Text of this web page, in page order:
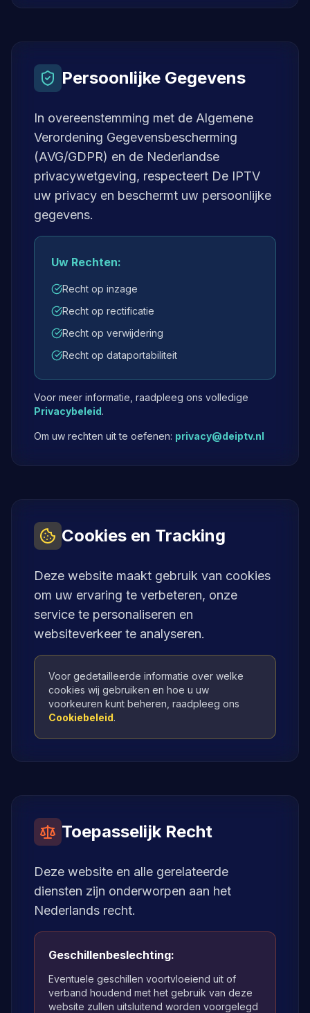
Persoonlijke Gegevens
In overeenstemming met de Algemene
Verordening Gegevensbescherming
(AVG/GDPR) en de Nederlandse
privacywetgeving, respecteert De IPTV
uw privacy en beschermt uw persoonlijke
gegevens.
Uw Rechten:
Recht op inzage
Recht op rectificatie
Recht op verwijdering
Recht op dataportabiliteit
Voor meer informatie, raadpleeg ons volledige
Privacybeleid.
Om uw rechten uit te oefenen: privacy@deiptv.nl
Cookies en Tracking
Deze website maakt gebruik van cookies
om uw ervaring te verbeteren, onze
service te personaliseren en
websiteverkeer te analyseren.
Voor gedetailleerde informatie over welke
cookies wij gebruiken en hoe u uw
voorkeuren kunt beheren, raadpleeg ons
Cookiebeleid.
Toepasselijk Recht
Deze website en alle gerelateerde
diensten zijn onderworpen aan het
Nederlands recht.
Geschillenbeslechting:
Eventuele geschillen voortvloeiend uit of
verband houdend met het gebruik van deze
website zullen uitsluitend worden voorgelegd